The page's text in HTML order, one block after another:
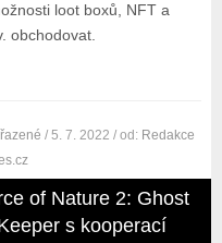
loot boxů, NFT a
obchodovat.
/ 5. 7. 2022 / od: Redakce
of Nature 2: Ghost
s kooperací